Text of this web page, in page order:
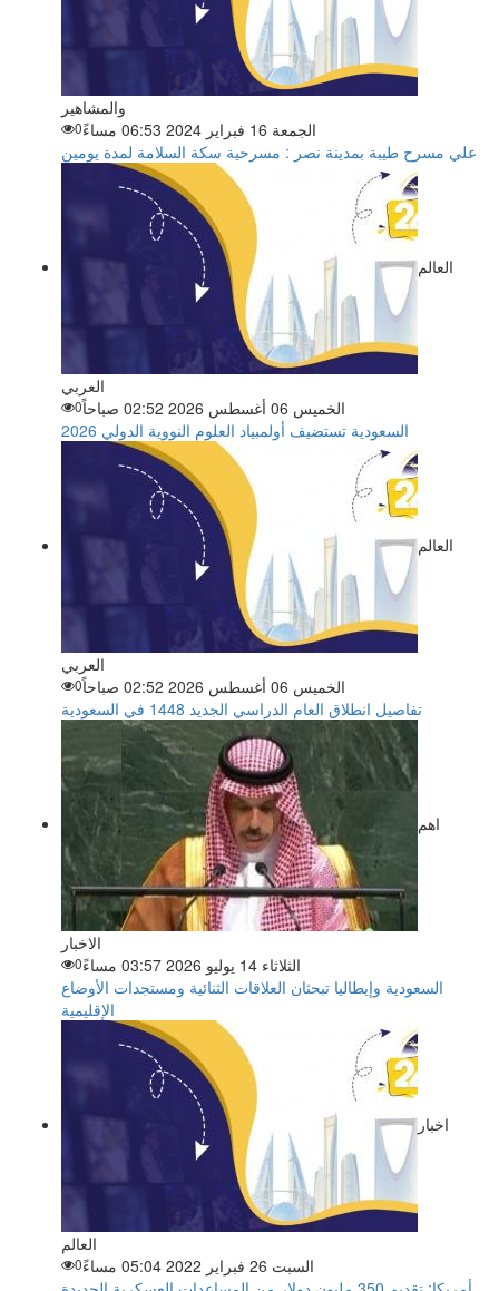
والمشاهير
الجمعة 16 فبراير 2024 06:53 مساءً
0
علي مسرح طيبة بمدينة نصر : مسرحية سكة السلامة لمدة يومين
العالم
العربي
الخميس 06 أغسطس 2026 02:52 صباحاً
0
السعودية تستضيف أولمبياد العلوم النووية الدولي 2026
العالم
العربي
الخميس 06 أغسطس 2026 02:52 صباحاً
0
تفاصيل انطلاق العام الدراسي الجديد 1448 في السعودية
اهم
الاخبار
الثلاثاء 14 يوليو 2026 03:57 مساءً
0
السعودية وإيطاليا تبحثان العلاقات الثنائية ومستجدات الأوضاع
الإقليمية
اخبار
العالم
السبت 26 فبراير 2022 05:04 مساءً
0